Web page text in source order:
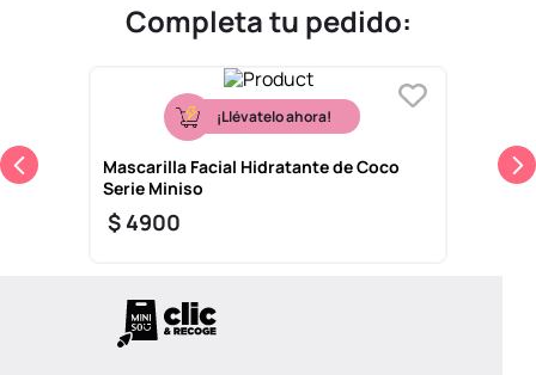
Completa tu pedido:
¡Llévatelo ahora!
Mascarilla Facial Hidratante de Coco
Serie Miniso
$ 4900